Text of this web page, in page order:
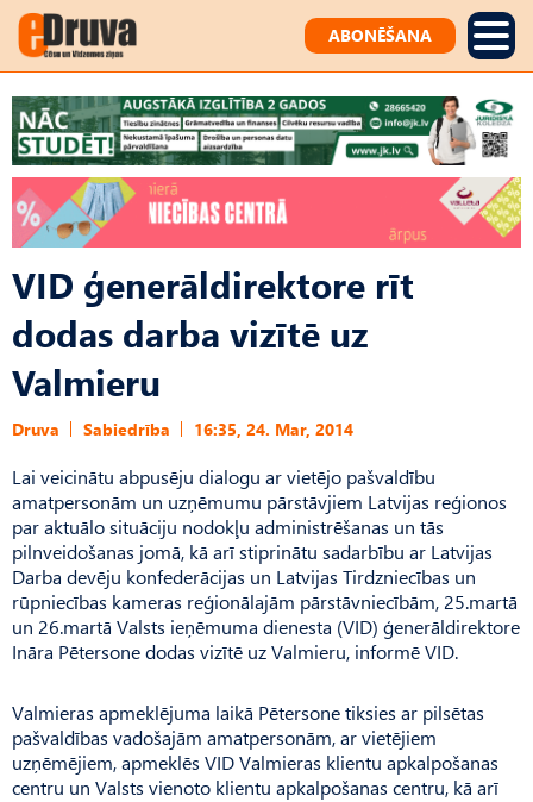
ABONĒŠANA
VID ģenerāldirektore rīt
dodas darba vizītē uz
Valmieru
Druva Sabiedrība 16:35, 24. Mar, 2014
Lai veicinātu abpusēju dialogu ar vietējo pašvaldību
amatpersonām un uzņēmumu pārstāvjiem Latvijas reģionos
par aktuālo situāciju nodokļu administrēšanas un tās
pilnveidošanas jomā, kā arī stiprinātu sadarbību ar Latvijas
Darba devēju konfederācijas un Latvijas Tirdzniecības un
rūpniecības kameras reģionālajām pārstāvniecībām, 25.martā
un 26.martā Valsts ieņēmuma dienesta (VID) ģenerāldirektore
Ināra Pētersone dodas vizītē uz Valmieru, informē VID.
Valmieras apmeklējuma laikā Pētersone tiksies ar pilsētas
pašvaldības vadošajām amatpersonām, ar vietējiem
uzņēmējiem, apmeklēs VID Valmieras klientu apkalpošanas
centru un Valsts vienoto klientu apkalpošanas centru, kā arī